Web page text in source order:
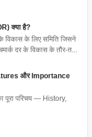
क्या है?
के लिए समिति जिसने
दर के विकास के तौर-त...
और Importance
परिचय — History,